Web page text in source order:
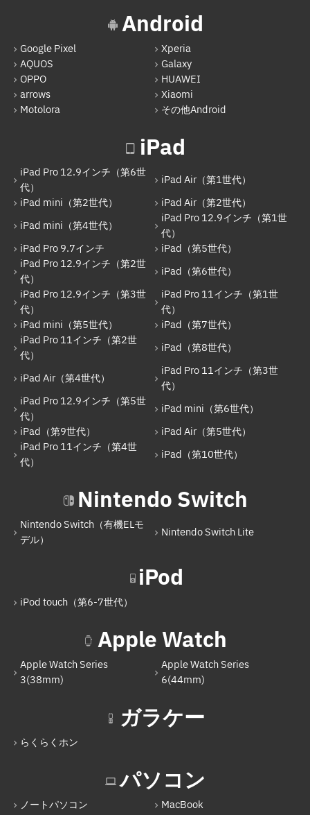
その他Android
iPad
iPad Pro 12.9インチ（第6世代）
iPad mini（第2世代）
iPad Air（第2世代）
iPad mini（第4世代）
iPad Pro 12.9インチ（第1世代）
iPad Pro 9.7インチ
iPad Pro 12.9インチ（第2世代）
iPad（第6世代）
iPad Pro 12.9インチ（第3世代）
iPad Pro 11インチ（第1世代）
iPad mini（第5世代）
iPad（第7世代）
iPad Pro 11インチ（第2世代）
iPad Air（第4世代）
iPad Pro 11インチ（第3世代）
iPad mini（第6世代）
iPad（第9世代）
iPad Air（第5世代）
iPad Pro 11インチ（第4世代）
iPad（第10世代）
Nintendo Switch
Nintendo Switch（有機ELモデル）
Android
Google Pixel
Xperia
AQUOS
Galaxy
OPPO
HUAWEI
arrows
Xiaomi
Motolora
その他Android
iPad
iPad Pro 12.9インチ（第6世
代）
iPad Air（第1世代）
iPad mini（第2世代）
iPad Air（第2世代）
iPad mini（第4世代）
iPad Pro 12.9インチ（第1世
代）
iPad Pro 9.7インチ
iPad（第5世代）
iPad Pro 12.9インチ（第2世
代）
iPad（第6世代）
iPad Pro 12.9インチ（第3世
代）
iPad Pro 11インチ（第1世
代）
iPad mini（第5世代）
iPad（第7世代）
iPad Pro 11インチ（第2世
代）
iPad（第8世代）
iPad Air（第4世代）
iPad Pro 11インチ（第3世
代）
iPad Pro 12.9インチ（第5世
代）
iPad mini（第6世代）
iPad（第9世代）
iPad Air（第5世代）
iPad Pro 11インチ（第4世
代）
iPad（第10世代）
Nintendo Switch
Nintendo Switch（有機ELモ
デル）
Nintendo Switch Lite
iPod
iPod touch（第6-7世代）
Apple Watch
Apple Watch Series
3(38mm)
Apple Watch Series
6(44mm)
ガラケー
らくらくホン
パソコン
ノートパソコン
MacBook